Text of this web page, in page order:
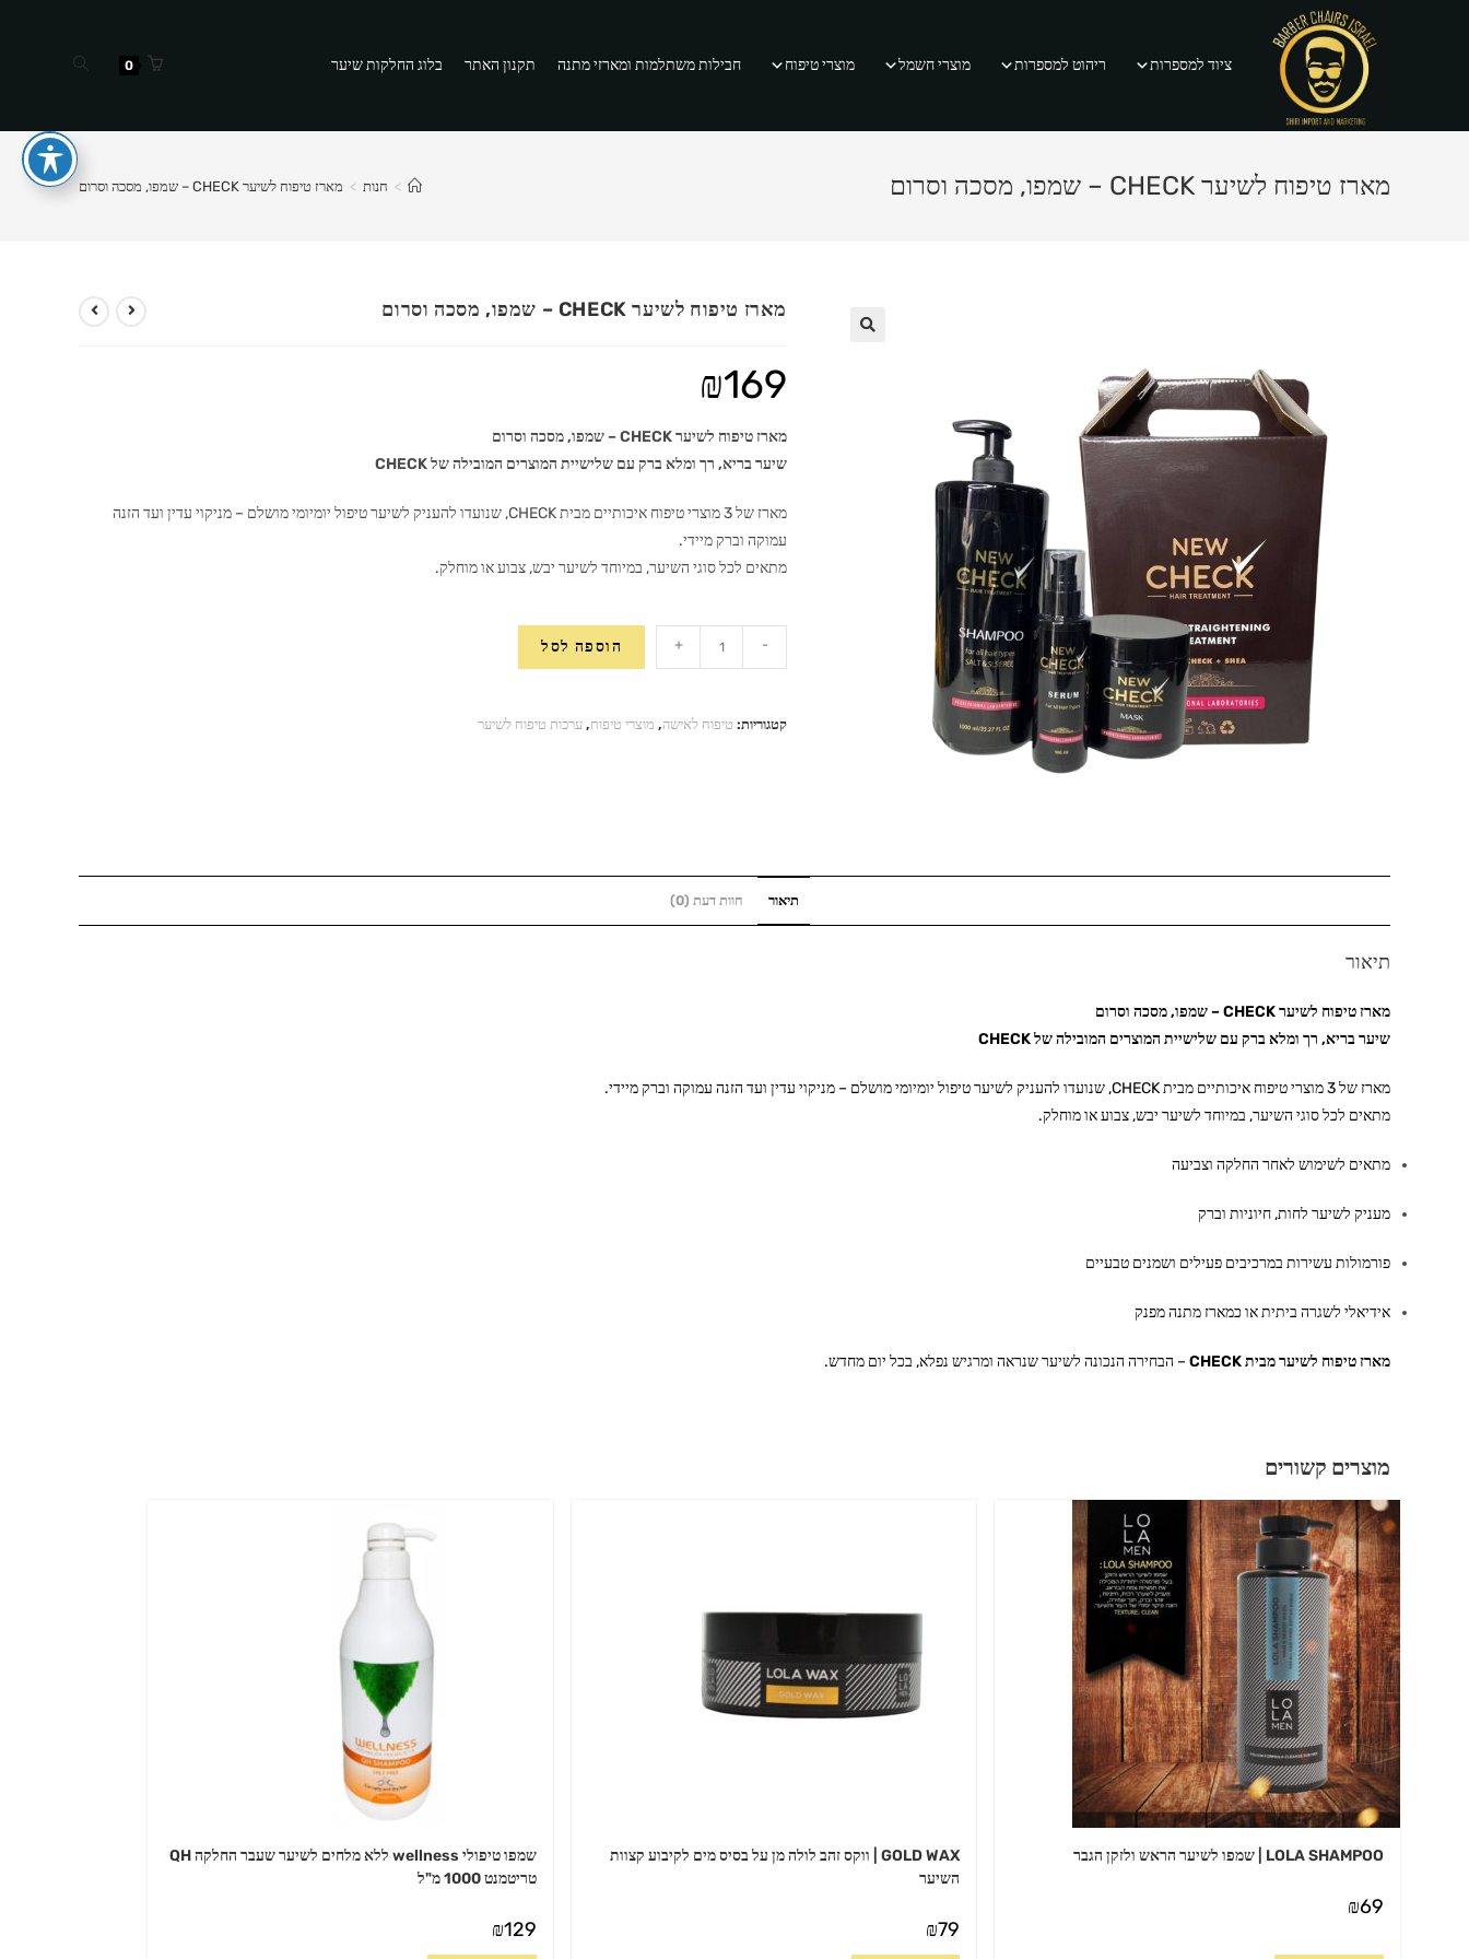
ציוד למספרות ריהוט למספרות מוצרי חשמל מוצרי טיפוח חבילות משתלמות ומארזי מתנה תקנון האתר בלוג החלקות שיער 0
Toggle
search
מארז טיפוח לשיער CHECK – שמפו, מסכה וסרום > חנות > מארז טיפוח לשיער CHECK – שמפו, מסכה וסרום
מארז טיפוח לשיער CHECK – שמפו, מסכה וסרום
₪169
מארז טיפוח לשיער CHECK – שמפו, מסכה וסרום
שיער בריא, רך ומלא ברק עם שלישיית המוצרים המובילה של CHECK
מארז של 3 מוצרי טיפוח איכותיים מבית CHECK, שנועדו להעניק לשיער טיפול יומיומי מושלם – מניקוי עדין ועד הזנה
עמוקה וברק מיידי.
מתאים לכל סוגי השיער, במיוחד לשיער יבש, צבוע או מוחלק.
של
טיפוח
וסרום
-
+ הוספה לסל
קטגוריות: טיפוח לאישה, מוצרי טיפוח, ערכות טיפוח לשיער
תיאור חוות דעת (0)
תיאור
מארז טיפוח לשיער CHECK – שמפו, מסכה וסרום
שיער בריא, רך ומלא ברק עם שלישיית המוצרים המובילה של CHECK
מארז של 3 מוצרי טיפוח איכותיים מבית CHECK, שנועדו להעניק לשיער טיפול יומיומי מושלם – מניקוי עדין ועד הזנה עמוקה וברק מיידי.
מתאים לכל סוגי השיער, במיוחד לשיער יבש, צבוע או מוחלק.
מתאים לשימוש לאחר החלקה וצביעה
מעניק לשיער לחות, חיוניות וברק
פורמולות עשירות במרכיבים פעילים ושמנים טבעיים
אידיאלי לשגרה ביתית או כמארז מתנה מפנק
מארז טיפוח לשיער מבית CHECK – הבחירה הנכונה לשיער שנראה ומרגיש נפלא, בכל יום מחדש.
מוצרים קשורים
LOLA SHAMPOO | שמפו לשיער הראש ולזקן הגבר
₪69
GOLD WAX | ווקס זהב לולה מן על בסיס מים לקיבוע קצוות
השיער
₪79
שמפו טיפולי wellness ללא מלחים לשיער שעבר החלקה QH
טריטמנט 1000 מ"ל
₪129